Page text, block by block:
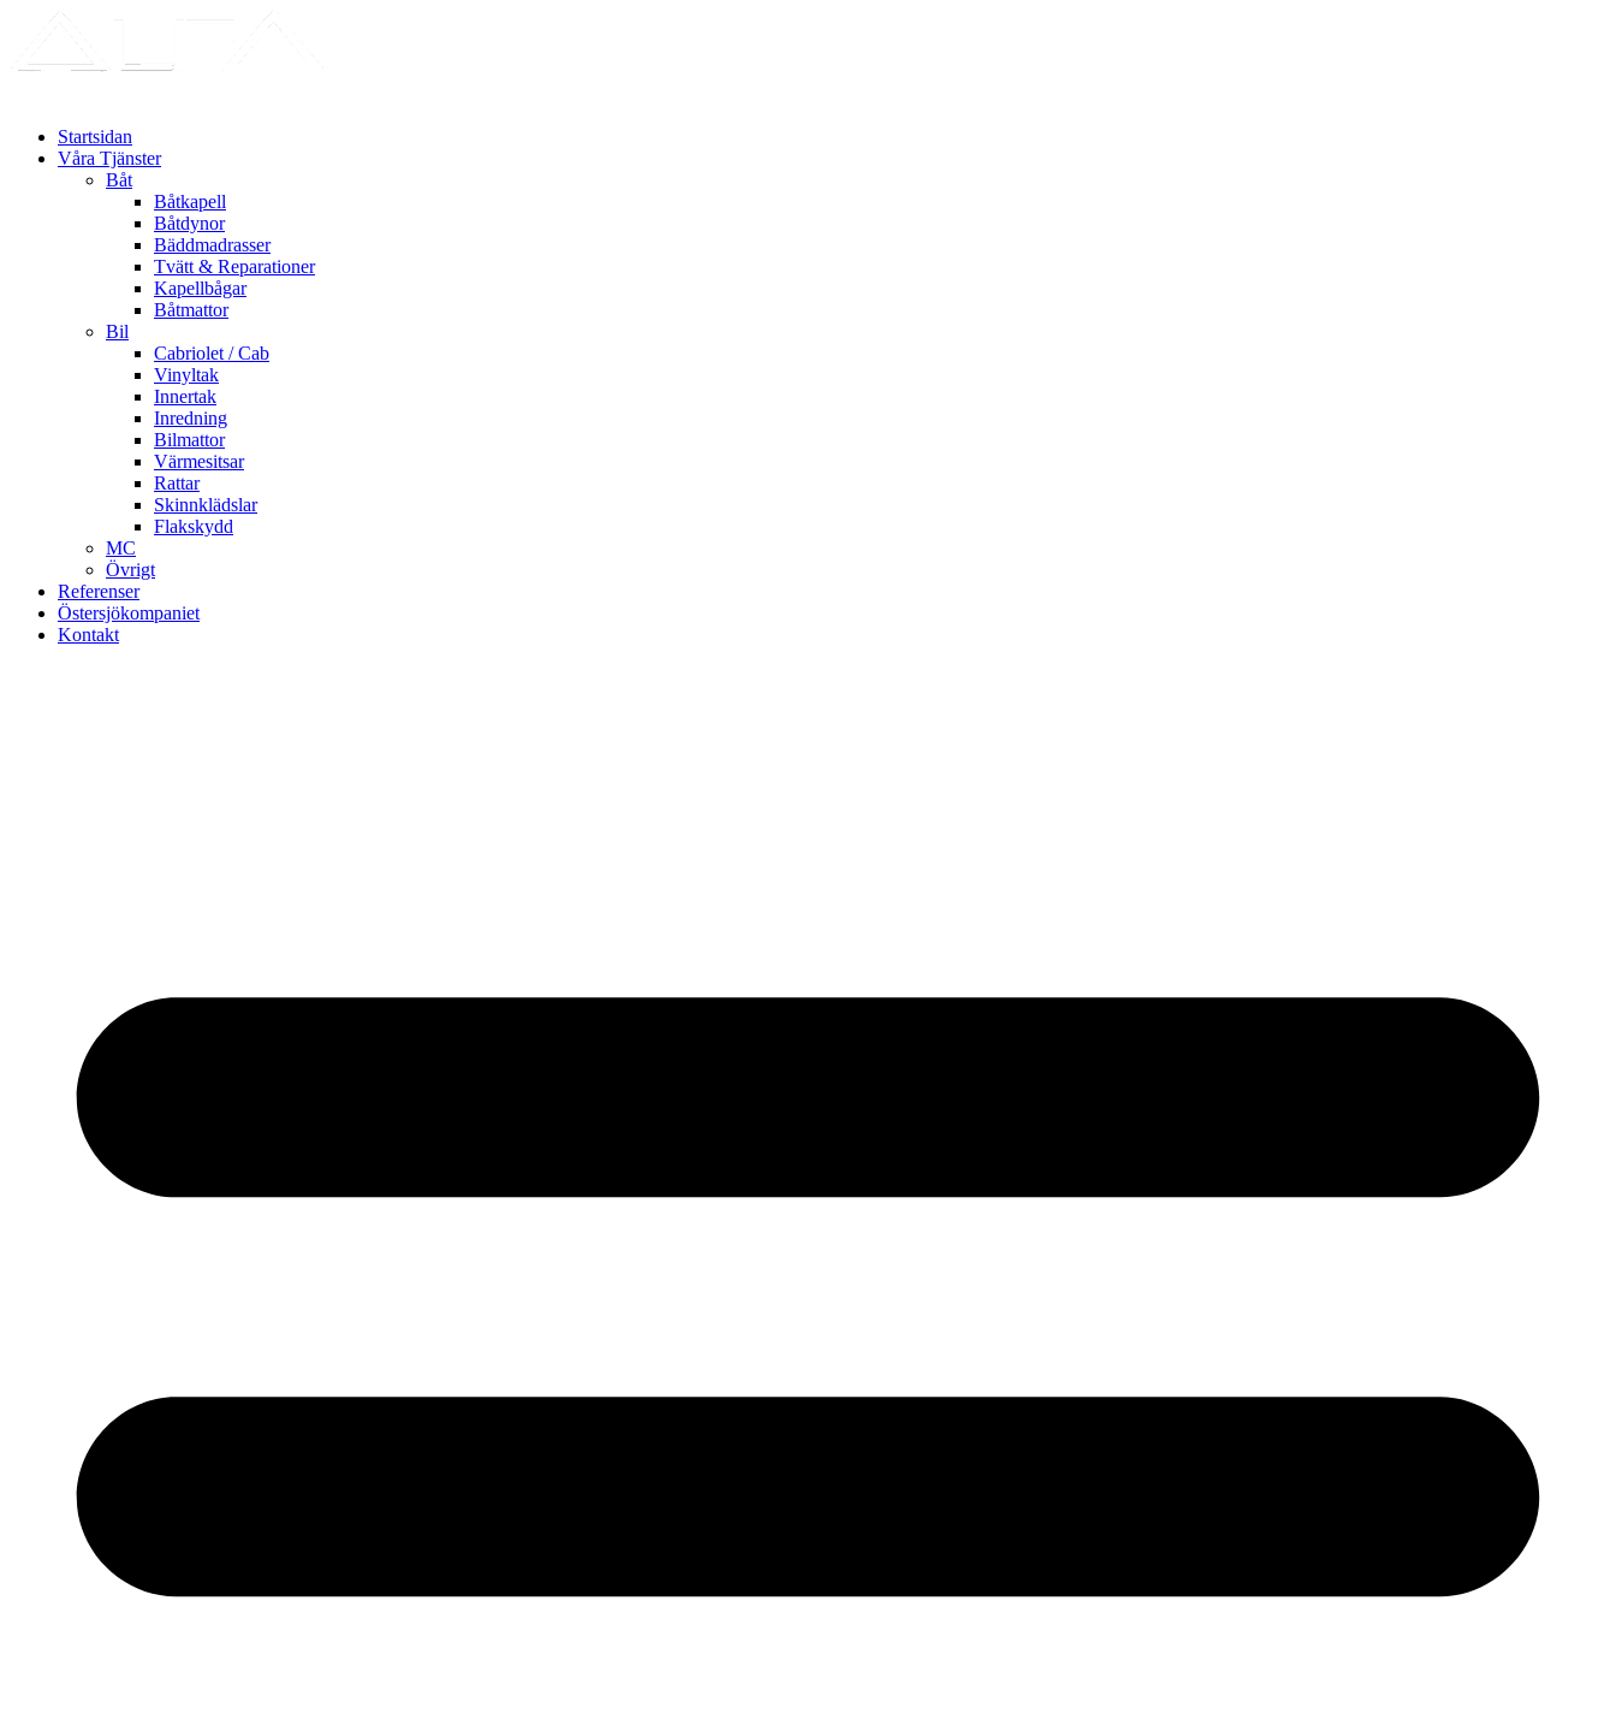
Startsidan
Våra Tjänster
Båt
Båtkapell
Båtdynor
Bäddmadrasser
Tvätt & Reparationer
Kapellbågar
Båtmattor
Bil
Cabriolet / Cab
Vinyltak
Innertak
Inredning
Bilmattor
Värmesitsar
Rattar
Skinnklädslar
Flakskydd
MC
Övrigt
Referenser
Östersjökompaniet
Kontakt